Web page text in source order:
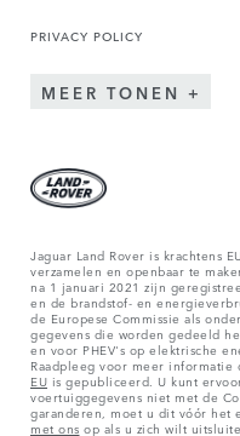
PRIVACY POLICY
MEER TONEN
Jaguar Land Rover is krachtens
verzamelen en openbaar te
na 1 januari 2021 zijn
en de brandstof- en
de Europese Commissie als
gegevens die worden gedeeld
en voor PHEV's op elektrische
Raadpleeg voor meer
EU is gepubliceerd. U kunt
voertuiggegevens niet met de
garanderen, moet u dit vóór het
met ons op als u zich wilt